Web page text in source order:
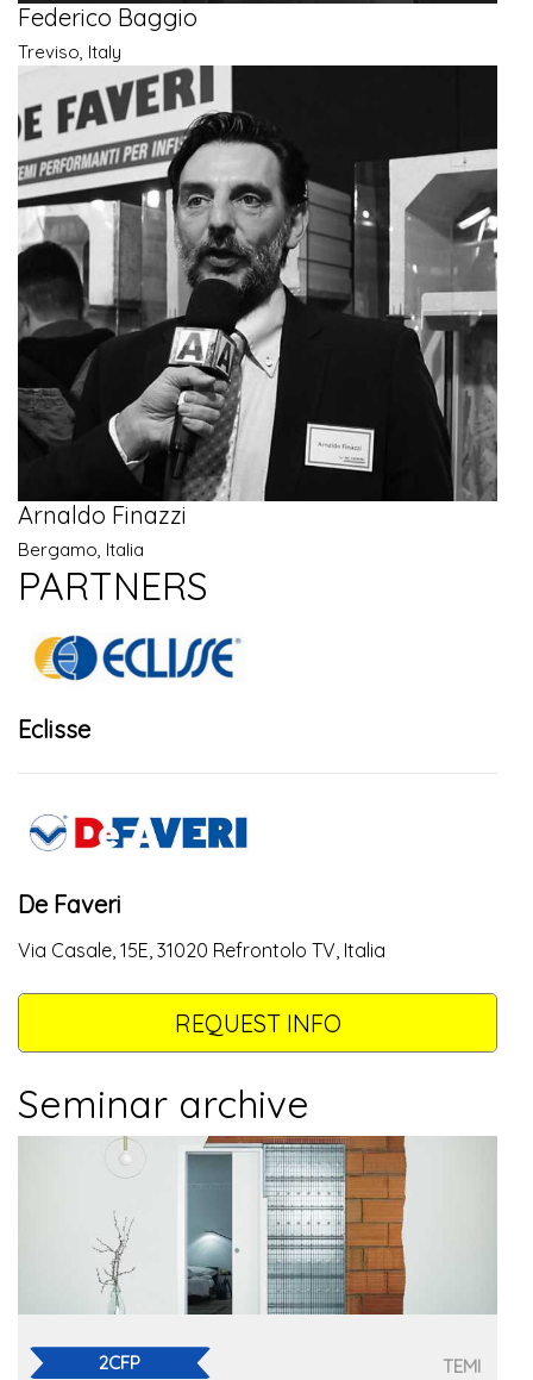
Federico Baggio
Treviso, Italy
Arnaldo Finazzi
Bergamo, Italia
PARTNERS
Eclisse
De Faveri
Via Casale, 15E, 31020 Refrontolo TV, Italia
REQUEST INFO
Seminar archive
2CFP TEMI